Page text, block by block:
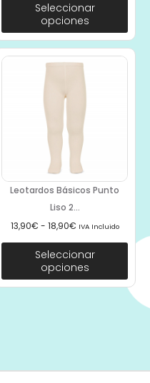
Seleccionar
opciones
Leotardos Básicos Punto
Liso 2...
13,90€ - 18,90€ IVA Incluido
Seleccionar
opciones